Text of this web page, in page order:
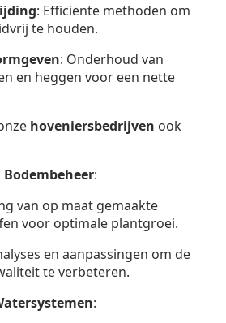
: Efficiënte methoden om
te houden.
: Onderhoud van
en heggen voor een nette
hoveniersbedrijven ook
:
van op maat gemaakte
voor optimale plantgroei.
en aanpassingen om de
te verbeteren.
: